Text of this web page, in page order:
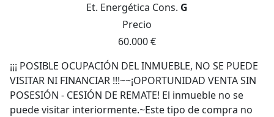
Et. Energética Cons. G
Precio
60.000 €
¡¡¡ POSIBLE OCUPACIÓN DEL INMUEBLE, NO SE PUEDE
VISITAR NI FINANCIAR !!!~~¡OPORTUNIDAD VENTA SIN
POSESIÓN - CESIÓN DE REMATE! El inmueble no se
puede visitar interiormente.~Este tipo de compra no